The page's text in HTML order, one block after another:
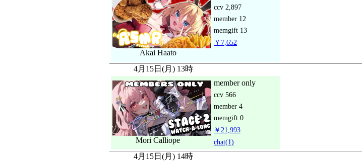
Akai Haato
ccv 2,897
member 12
memgift 13
￥7,652
4月15日(月) 13時
Mori Calliope
member only
ccv 566
member 4
memgift 0
￥21,993
chat(1)
4月15日(月) 14時